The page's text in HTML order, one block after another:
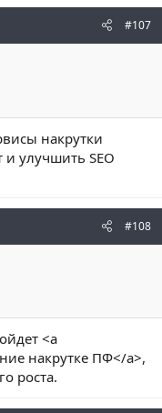
#107
накрутки
улучшить SEO
#108
<a
накрутке ПФ</a>,
роста.